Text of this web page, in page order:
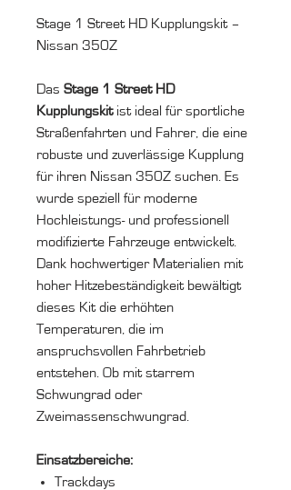
Stage 1 Street HD Kupplungskit –
Nissan 350Z
Das Stage 1 Street HD
Kupplungskitist ideal für sportliche
Straßenfahrten und Fahrer, die eine
robuste und zuverlässige Kupplung
für ihren Nissan 350Z suchen. Es
wurde speziell für moderne
Hochleistungs- und professionell
modifizierte Fahrzeuge entwickelt.
Dank hochwertiger Materialien mit
hoher Hitzebeständigkeit bewältigt
dieses Kit die erhöhten
Temperaturen, die im
anspruchsvollen Fahrbetrieb
entstehen. Ob mit starrem
Schwungrad oder
Zweimassenschwungrad.
Einsatzbereiche:
Trackdays